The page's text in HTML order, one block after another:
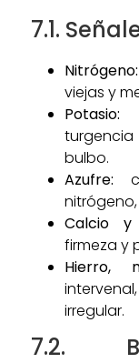
7.1.
Nitrógeno:
viejas y
Potasio:
bulbo.
Azufre:
Calcio y
firmeza y
Hierro,
irregular.
7.2.